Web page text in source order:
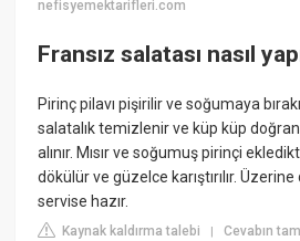
nefisyemektarifleri.com
Fransız salatası nasıl
Pirinç pilavı pişirilir ve soğumaya
salatalık temizlenir ve küp küp
alınır. Mısır ve soğumuş pirinçi
dökülür ve güzelce karıştırılır.
servise hazır.
Kaynak kaldırma talebi |Cevabın